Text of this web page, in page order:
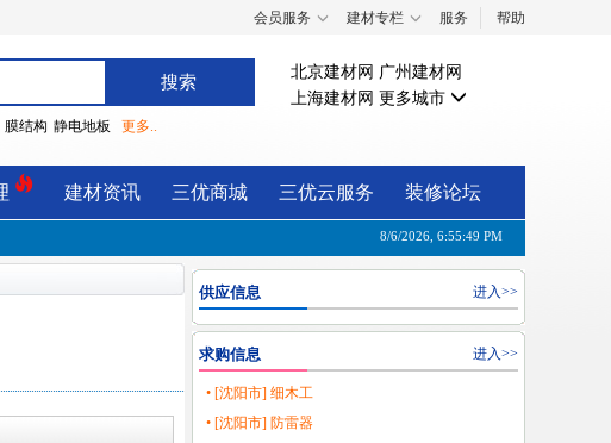
会员服务 建材专栏 服务 帮助
膜结构 静电地板 更多..
北京建材网 广州建材网
上海建材网 更多城市
建材资讯 三优商城 三优云服务 装修论坛
8/6/2026, 6:55:49 PM
供应信息 进入>>
求购信息 进入>>
• [沈阳市] 细木工
• [沈阳市] 防雷器